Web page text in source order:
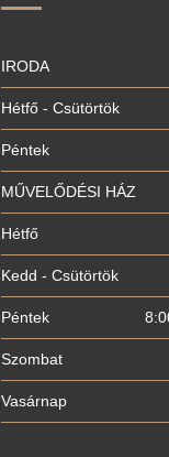
IRODA
Hétfő - Csütörtök
Péntek
MŰVELŐDÉSI HÁZ
Hétfő
Kedd - Csütörtök
Péntek
Szombat
Vasárnap